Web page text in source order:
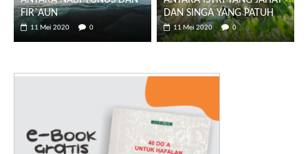
FIR`AUN
11 Mei 2020 0
DAN SINGA YANG PATUH
11 Mei 2020 0